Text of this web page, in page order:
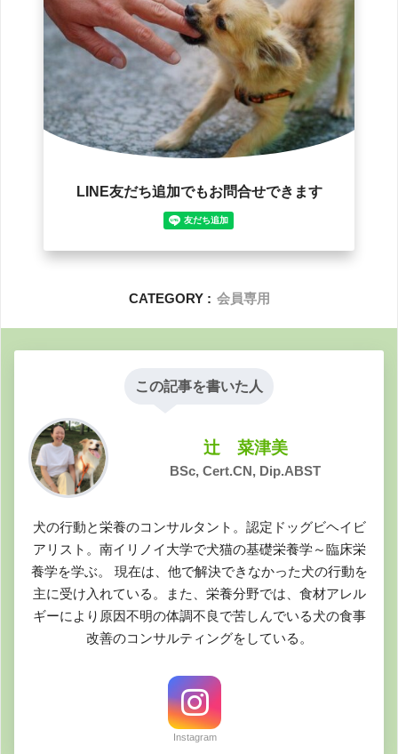
CATEGORY : 会員専用
この記事を書いた人
辻 菜津美
BSc, Cert.CN, Dip.ABST
犬の行動と栄養のコンサルタント。認定ドッグビヘイビ
アリスト。南イリノイ大学で犬猫の基礎栄養学～臨床栄
養学を学ぶ。 現在は、他で解決できなかった犬の行動を
主に受け入れている。また、栄養分野では、食材アレル
ギーにより原因不明の体調不良で苦しんでいる犬の食事
改善のコンサルティングをしている。
Instagram